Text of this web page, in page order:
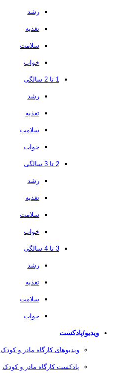
رشد
تغذیه
سلامت
خواب
1 تا 2 سالگی
رشد
تغذیه
سلامت
خواب
2 تا 3 سالگی
رشد
تغذیه
سلامت
خواب
3 تا 4 سالگی
رشد
تغذیه
سلامت
خواب
ویدیو/پادکست
ویدیوهای کارگاه مادر و کودک
پادکست کارگاه مادر و کودک